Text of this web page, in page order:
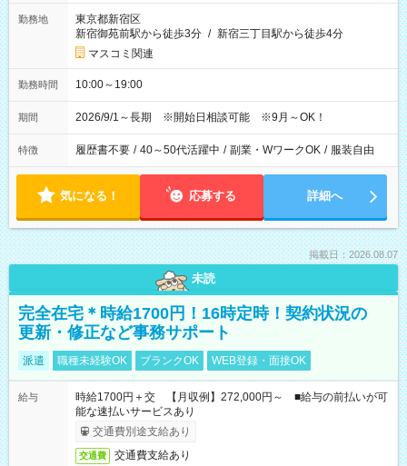
勤務地
東京都新宿区
新宿御苑前駅から徒歩3分 / 新宿三丁目駅から徒歩4分
マスコミ関連
勤務時間 10:00～19:00
期間 2026/9/1～長期 ※開始日相談可能 ※9月～OK！
特徴 履歴書不要 / 40～50代活躍中 / 副業・WワークOK / 服装自由
気になる！ 応募する 詳細へ
掲載日：2026.08.07
未読
完全在宅＊時給1700円！16時定時！契約状況の
更新・修正など事務サポート
派遣 職種未経験OK ブランクOK WEB登録・面接OK
給与
時給1700円＋交 【月収例】272,000円～ ■給与の前払いが可
能な速払いサービスあり
交通費別途支給あり
交通費 交通費支給あり